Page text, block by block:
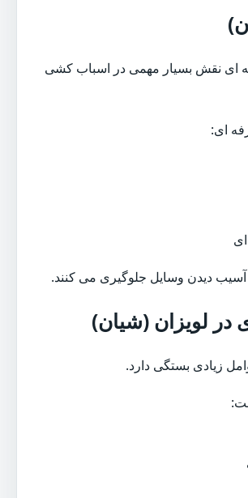
ای نقش بسیار مهمی در اسباب کشی
ای:
دیدن وسایل جلوگیری می کنند.
در لویزان (شیان)
زیادی بستگی دارد.